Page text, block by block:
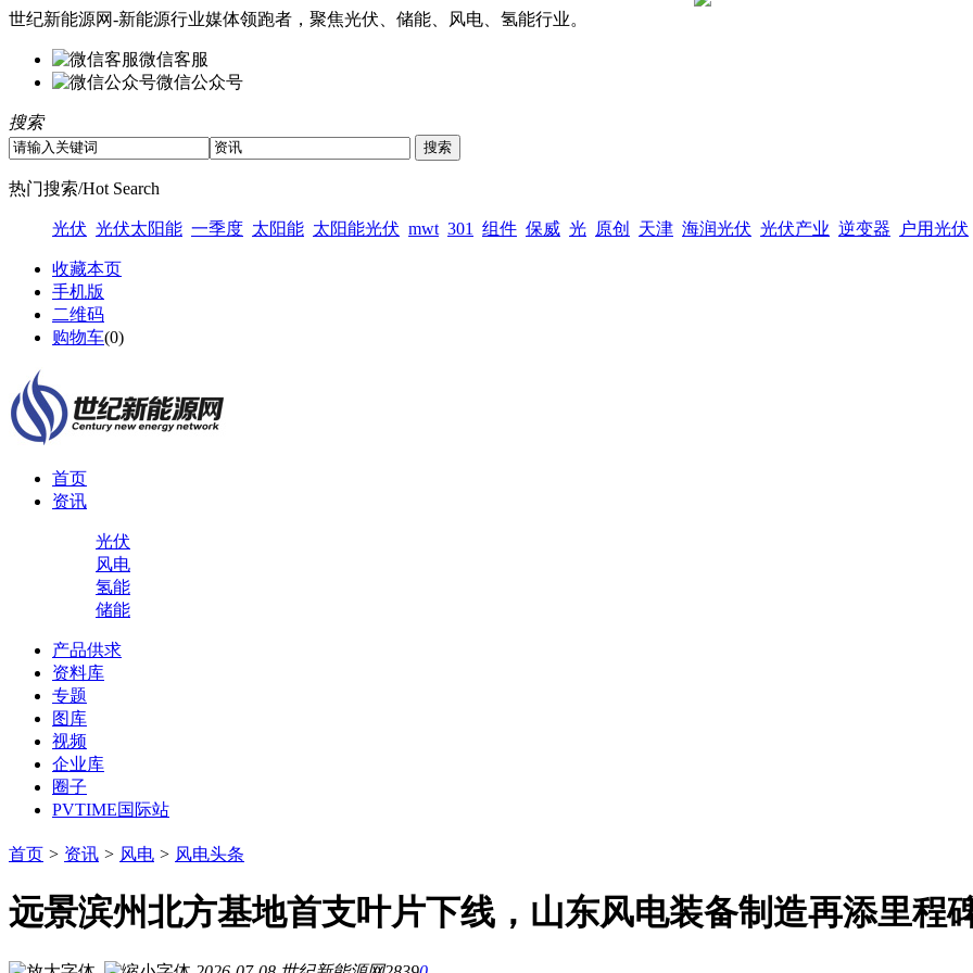
世纪新能源网-新能源行业媒体领跑者，聚焦光伏、储能、风电、氢能行业。
微信客服
微信公众号
搜索
热门搜索/Hot Search
光伏 光伏太阳能 一季度 太阳能 太阳能光伏 mwt 301 组件 保威 光 原创 天津 海润光伏 光伏产业 逆变器 户用光伏
收藏本页
手机版
二维码
购物车(0)
首页
资讯
光伏
风电
氢能
储能
产品供求
资料库
专题
图库
视频
企业库
圈子
PVTIME国际站
首页 > 资讯 > 风电 > 风电头条
远景滨州北方基地首支叶片下线，山东风电装备制造再添里程